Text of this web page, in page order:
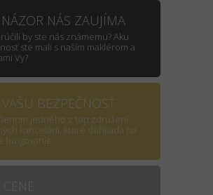
NÁS ZAUJÍMA
by ste nás známemu? Aku
ste mali s naším maklérom a
Vy?
VAŠU BEZPEČNOSŤ
jedného z top združení
kancelárii, ktoré dohliada na
fungovanie.